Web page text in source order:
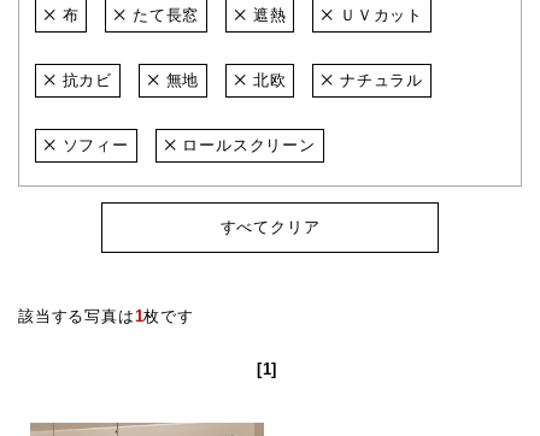
布 たて長窓 遮熱 ＵＶカット
抗カビ 無地 北欧 ナチュラル
ソフィー ロールスクリーン
すべてクリア
該当する写真は1枚です
[1]